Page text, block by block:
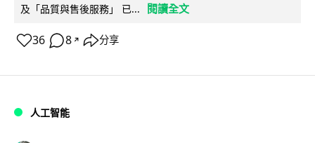
及「品質與售後服務」 已...
閱讀全文
36 8 ↗ 分享
人工智能